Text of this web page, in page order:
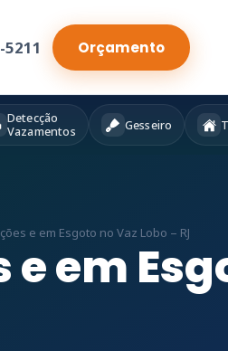
Orçamento
Detecção
Vazamentos
Gesseiro
e em Esgoto no Vaz Lobo – RJ
em